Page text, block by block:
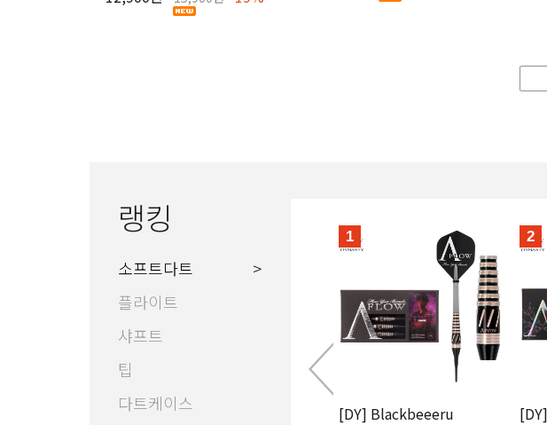
랭킹
소프트다트
플라이트
샤프트
팁
다트케이스
1
[DY] Blackbeeeru
2